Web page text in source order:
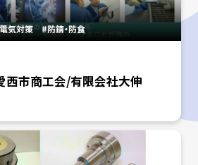
気対策 #防錆・防食
西市商工会/有限会社大伸